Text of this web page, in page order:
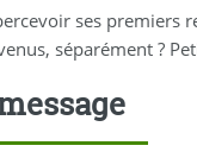
ses premiers
séparément ?